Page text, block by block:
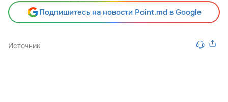
Подпишитесь на новости Point.md в Google
Источник